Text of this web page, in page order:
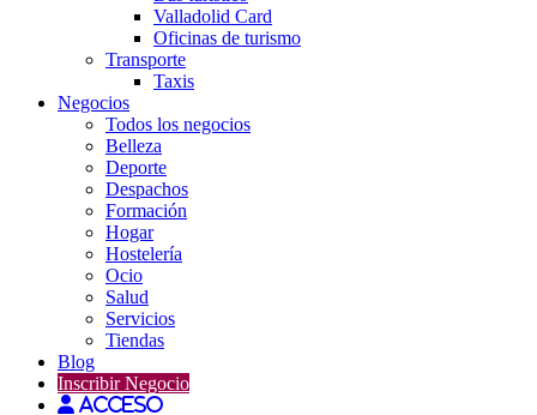
Valladolid Card
Oficinas de turismo
Transporte
Taxis
Negocios
Todos los negocios
Belleza
Deporte
Despachos
Formación
Hogar
Hostelería
Ocio
Salud
Servicios
Tiendas
Blog
Inscribir Negocio
Acceso